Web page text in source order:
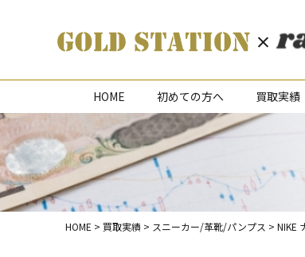
HOME 初めての方へ 買取実績
HOME > 買取実績 > スニーカー/革靴/パンプス > NIKE